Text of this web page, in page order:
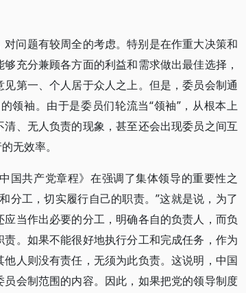
问题有较周全的考虑。特别是在作重大决策和
充分兼顾各方面的利益和需求做出最佳选择，
第一、个人居于众人之上。但是，委员会制通
领袖。由于是委员们轮流当“领袖”，从根本上
、无人负责的现象，甚至还会出现委员之间互
无效率。
国共产党章程》在强调了集体领导的重要性之
分工，切实履行自己的职责。”这就是说，为了
当作出必要的分工，明确各自的负责人，而负
。如果不能很好地执行分工和完成任务，作为
人则没有责任，无须为此负责。这说明，中国
会制范围的内容。因此，如果把党的领导制度